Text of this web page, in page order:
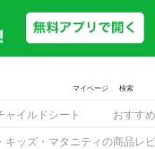
マイページ 検索
ャイルドシート
おすす
キッズ・マタニティの商品レ